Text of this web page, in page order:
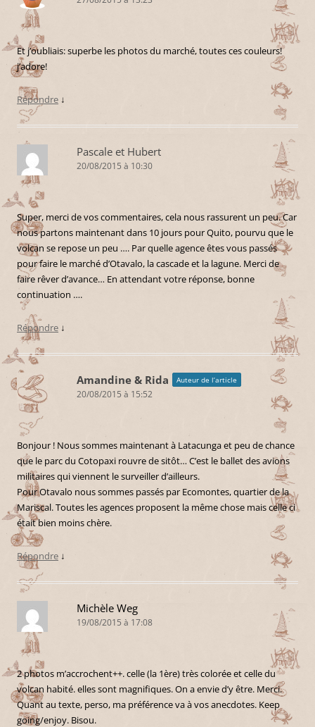
Et j’oubliais: superbe les photos du marché, toutes ces couleurs!
j’adore!
Répondre ↓
Pascale et Hubert
20/08/2015 à 10:30
Super, merci de vos commentaires, cela nous rassurent un peu. Car
nous partons maintenant dans 10 jours pour Quito, pourvu que le
volcan se repose un peu …. Par quelle agence êtes vous passés
pour faire le marché d’Otavalo, la cascade et la lagune. Merci de
faire rêver d’avance… En attendant votre réponse, bonne
continuation ….
Répondre ↓
Amandine & Rida Auteur de l’article
20/08/2015 à 15:52
Bonjour ! Nous sommes maintenant à Latacunga et peu de chance
que le parc du Cotopaxi rouvre de sitôt… C’est le ballet des avions
militaires qui viennent le surveiller d’ailleurs.
Pour Otavalo nous sommes passés par Ecomontes, quartier de la
Mariscal. Toutes les agences proposent la même chose mais celle ci
était bien moins chère.
Répondre ↓
Michèle Weg
19/08/2015 à 17:08
2 photos m’accrochent++. celle (la 1ère) très colorée et celle du
volcan habité. elles sont magnifiques. On a envie d’y être. Merci.
Quant au texte, perso, ma préférence va à vos anecdotes. Keep
going/enjoy. Bisou.